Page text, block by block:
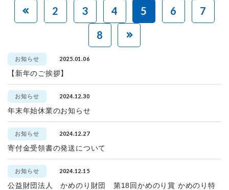
2 3 4 5 6
7
8
お知らせ 2025.01.06
【新年のご挨拶】
お知らせ 2024.12.30
年末年始休業のお知らせ
お知らせ 2024.12.27
寄付金受領書の発送について
お知らせ 2024.12.15
公益財団法人 かめのり財団 第18回かめのり賞 かめのり特